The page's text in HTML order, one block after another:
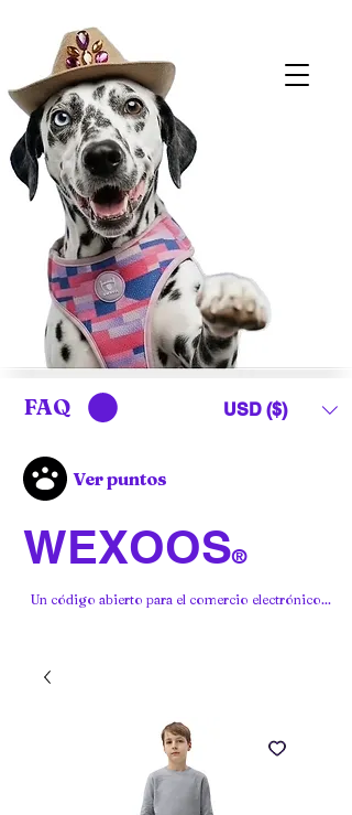
USD ($)
WEXOOS®
Ver puntos
Un código abierto para el comercio electrónico...
FAQ